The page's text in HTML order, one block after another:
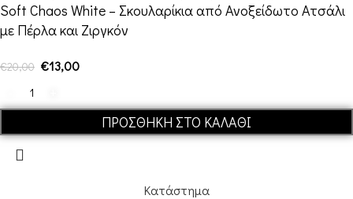
Soft Chaos White – Σκουλαρίκια από Ανοξείδωτο Ατσάλι
με Πέρλα και Ζιργκόν
€20,00 €13,00
ΠΡΟΣΘΉΚΗ ΣΤΟ ΚΑΛΆΘΙ
Κατάστημα